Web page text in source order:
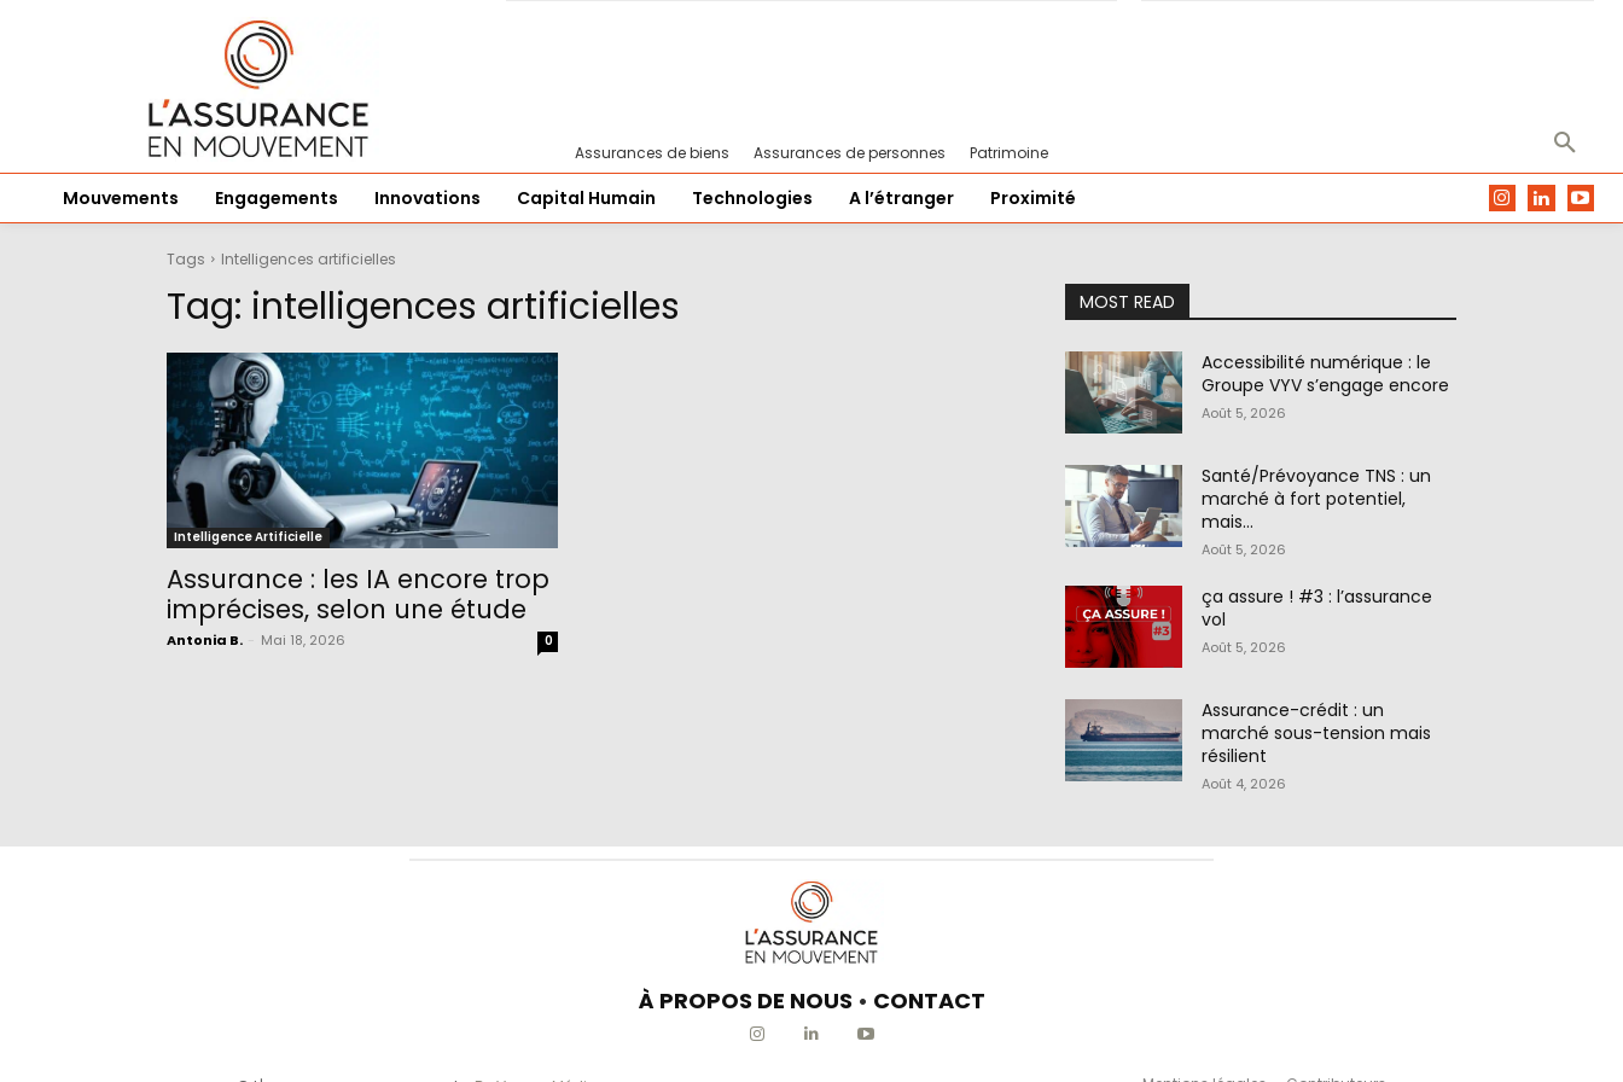
Assurances de biens Assurances de personnes Patrimoine
Mouvements Engagements Innovations Capital Humain Technologies A l’étranger Proximité
Tags Intelligences artificielles
Tag: intelligences artificielles
Intelligence Artificielle
Assurance : les IA encore trop
imprécises, selon une étude
Antonia B. Mai 18, 2026 0
MOST READ
Accessibilité numérique : le
Groupe VYV s’engage encore
Août 5, 2026
Santé/Prévoyance TNS : un
marché à fort potentiel,
mais…
Août 5, 2026
ça assure ! #3 : l’assurance
vol
Août 5, 2026
Assurance-crédit : un
marché sous-tension mais
résilient
Août 4, 2026
À PROPOS DE NOUS • CONTACT